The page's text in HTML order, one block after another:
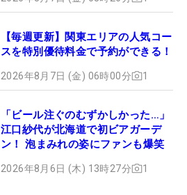
【毎週更新】関東エリアの人気コー
スを特別優待料金で予約ができる！
2026年8月7日 (金) 06時00分 1
「ビール注ぐのむずかしかった…」
江口紗代が北海道で初ビアガーデ
ン！ 泡まみれの姿にファンも爆笑
2026年8月6日 (木) 13時27分 1